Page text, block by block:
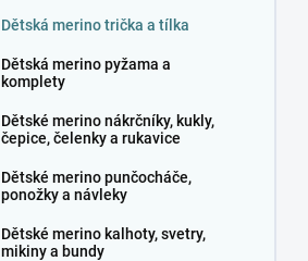
Dětská merino trička a tílka
Dětská merino pyžama a
komplety
Dětské merino nákrčníky, kukly,
čepice, čelenky a rukavice
Dětské merino punčocháče,
ponožky a návleky
Dětské merino kalhoty, svetry,
mikiny a bundy